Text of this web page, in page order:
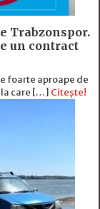
Trabzonspor.
un contract
foarte aproape de
la care […] Citește!